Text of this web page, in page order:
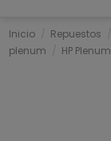
Inicio Repuestos
plenum
HP